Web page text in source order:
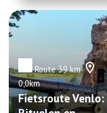
Route 39 km
0,0km
Fietsroute Venlo: